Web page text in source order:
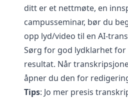
ditt er et nettmøte, en
campusseminar, bør du
opp lyd/video til en AI-
Sørg for god lydklarhet for
resultat. Når
åpner du den for
Tips: Jo mer presis